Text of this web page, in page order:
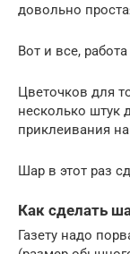
довольно
Вот и все,
Цветочков для
несколько штук
приклеивания
Шар в этот раз
Как сделать
Газету надо